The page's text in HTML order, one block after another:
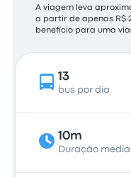
A viagem leva
a partir de apenas R$
benefício para uma
13
bus por dia
10m
Duração média